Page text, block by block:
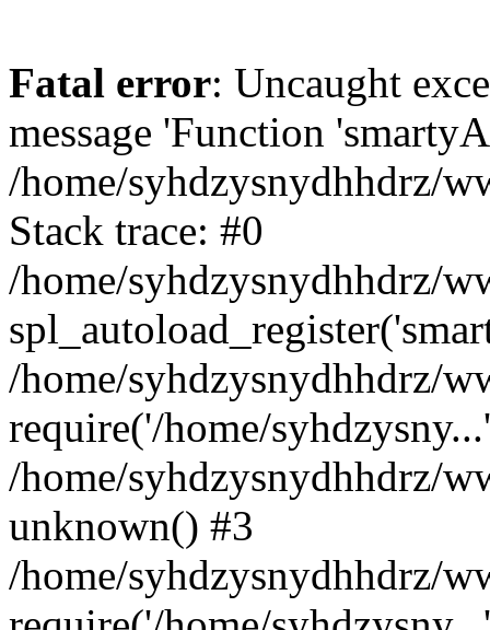
Fatal error: Uncaught
message 'Function
/home/syhdzysnydhhdrz/
Stack trace: #0
/home/syhdzysnydhhdrz/
/home/syhdzysnydhhdrz/
require('/home/
/home/syhdzysnydhhdrz/
unknown() #3
/home/syhdzysnydhhdrz/